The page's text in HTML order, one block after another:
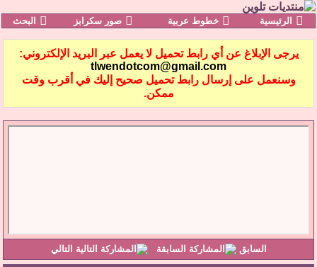
الرئيسية خطوط عربية صور سكرابز البحث
يرجى الإبلاغ عن أي رابط تحميل لا يعمل عبر البريد الإلكتروني:
tlwendotcom@gmail.com
وسنعمل على إرسال رابط تحميل صحيح إليك في أقرب وقت
ممكن.
السابق التالي